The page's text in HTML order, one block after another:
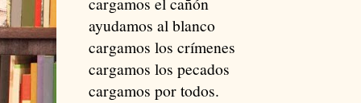
ayudamos al blanco
cargamos los crímenes
cargamos los pecados
cargamos por todos.